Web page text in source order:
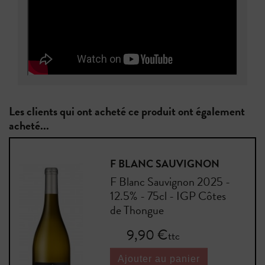
Les clients qui ont acheté ce produit ont également
acheté...
F BLANC SAUVIGNON
F Blanc Sauvignon 2025 -
12.5% - 75cl - IGP Côtes
de Thongue
Prix9,90 €ttc
Ajouter au panier